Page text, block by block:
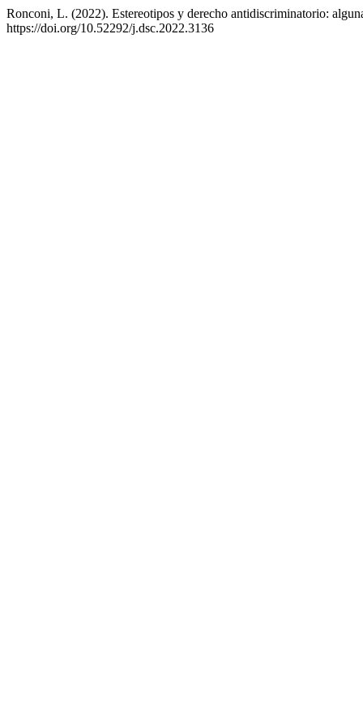
Ronconi, L. (2022). Estereotipos y derecho antidiscriminatorio:
https://doi.org/10.52292/j.dsc.2022.3136